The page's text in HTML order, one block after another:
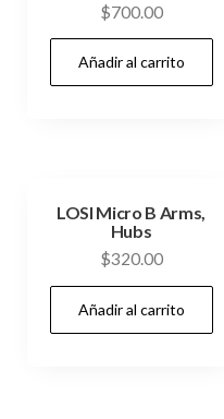
$700.00
Añadir al carrito
LOSI Micro B Arms,
Hubs
$320.00
Añadir al carrito